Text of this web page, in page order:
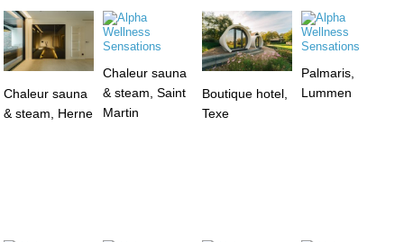
Chaleur sauna
& steam, Herne
Chaleur sauna
& steam, Saint
Martin
Boutique hotel,
Texe
Palmaris,
Lummen